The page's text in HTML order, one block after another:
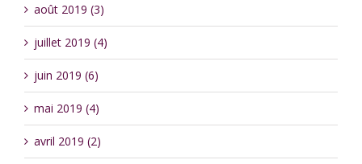
août 2019 (3)
juillet 2019 (4)
juin 2019 (6)
mai 2019 (4)
avril 2019 (2)